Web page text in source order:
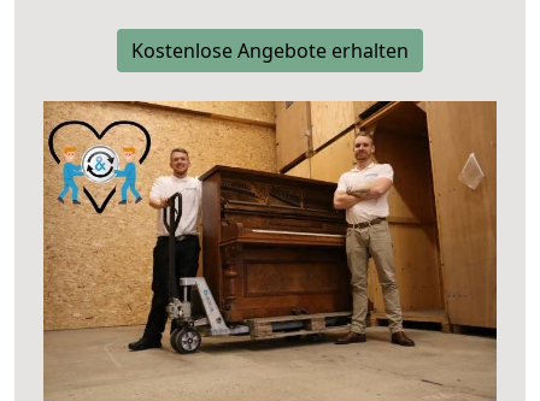
Kostenlose Angebote erhalten